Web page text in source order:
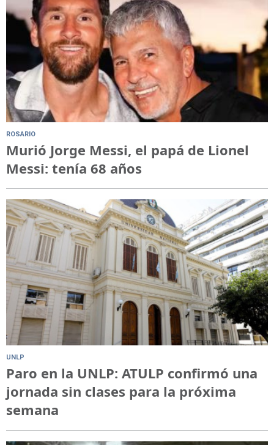
ROSARIO
Murió Jorge Messi, el papá de Lionel
Messi: tenía 68 años
UNLP
Paro en la UNLP: ATULP confirmó una
jornada sin clases para la próxima
semana